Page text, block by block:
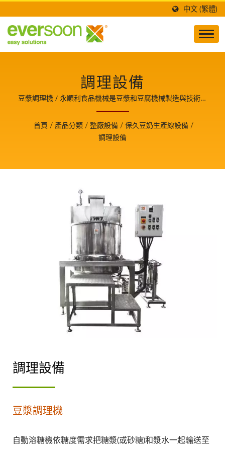
中文 (繁體)
調理設備
豆漿調理機 / 永順利食品機械是豆漿和豆腐機械製造與技術開
發的領導者，也是食品安全的守護者，並分享生產豆腐美食的
關鍵技術與經驗，使我們成為客戶成長的重要夥伴。
首頁 / 產品分類 / 整廠設備 / 保久豆奶生產線設備 /
調理設備
調理設備
豆漿調理機
自動溶糖機依糖度需求把糖漿(或砂糖)和漿水一起輸送至